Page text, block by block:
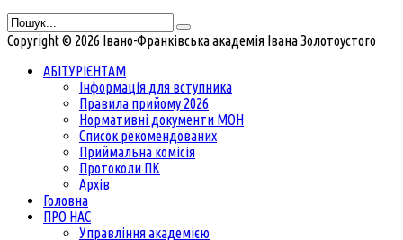
Copyright © 2026 Івано-Франківська академія Івана Золотоустого
АБІТУРІЄНТАМ
Інформація для вступника
Правила прийому 2026
Нормативні документи МОН
Список рекомендованих
Приймальна комісія
Протоколи ПК
Архів
Головна
ПРО НАС
Управління академією